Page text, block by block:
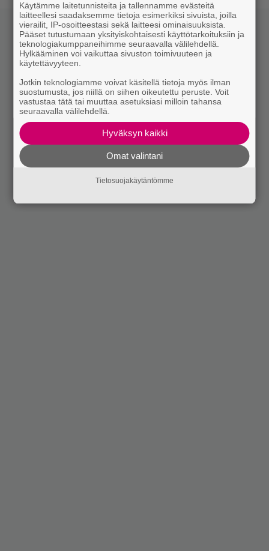
Käytämme laitetunnisteita ja tallennamme evästeitä
laitteellesi saadaksemme tietoja esimerkiksi sivuista, joilla
vierailit, IP-osoitteestasi sekä laitteesi ominaisuuksista.
Pääset tutustumaan yksityiskohtaisesti käyttötarkoituksiin ja
teknologiakumppaneihimme seuraavalla välilehdellä.
Hylkääminen voi vaikuttaa sivuston toimivuuteen ja
käytettävyyteen.
Jotkin teknologiamme voivat käsitellä tietoja myös ilman
suostumusta, jos niillä on siihen oikeutettu peruste. Voit
vastustaa tätä tai muuttaa asetuksiasi milloin tahansa
seuraavalla välilehdellä.
Hyväksyn kaikki
Omat valintani
Tietosuojakäytäntömme